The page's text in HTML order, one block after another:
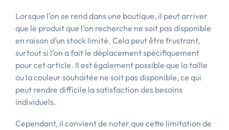
Lorsque l’on se rend dans une boutique, il peut arriver
que le produit que l’on recherche ne soit pas disponible
en raison d’un stock limité. Cela peut être frustrant,
surtout si l’on a fait le déplacement spécifiquement
pour cet article. Il est également possible que la taille
ou la couleur souhaitée ne soit pas disponible, ce qui
peut rendre difficile la satisfaction des besoins
individuels.
Cependant, il convient de noter que cette limitation de